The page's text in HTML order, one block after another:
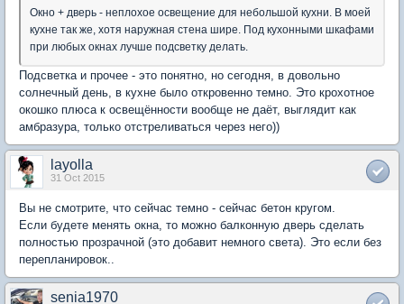
Окно + дверь - неплохое освещение для небольшой кухни. В моей
кухне так же, хотя наружная стена шире. Под кухонными шкафами
при любых окнах лучше подсветку делать.
Подсветка и прочее - это понятно, но сегодня, в довольно
солнечный день, в кухне было откровенно темно. Это крохотное
окошко плюса к освещённости вообще не даёт, выглядит как
амбразура, только отстреливаться через него))
layolla
31 Oct 2015
Вы не смотрите, что сейчас темно - сейчас бетон кругом.
Если будете менять окна, то можно балконную дверь сделать
полностью прозрачной (это добавит немного света). Это если без
перепланировок..
senia1970